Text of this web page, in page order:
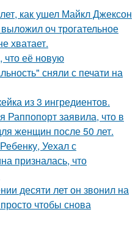
как ушел Майкл Джексон
оч трогательное
хватает.
что её новую
сняли с печати на
из 3 ингредиентов.
Раппопорт заявила, что в
женщин после 50 лет.
Уехал с
призналась, что
десяти лет он звонил на
чтобы снова